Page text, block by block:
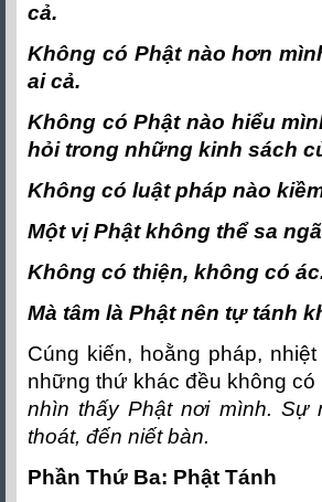
cả.
Không có Phật nào hơn
ai cả.
Không có Phật nào hiểu
hỏi trong những kinh sách
Không có luật pháp nào
Một vị Phật không thể sa
Không có thiện, không có
Mà tâm là Phật nên tự tánh
Cúng kiến, hoằng pháp,
những thứ khác đều không có
nhìn thấy Phật nơi mình. Sự
thoát, đến niết bàn.
Phần Thứ Ba: Phật Tánh